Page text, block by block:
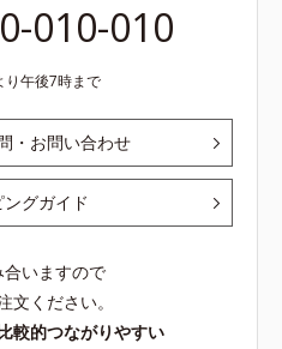
010-010
り午後7時まで
・お問い合わせ
グガイド
合いますので
文ください。
較的つながりやすい